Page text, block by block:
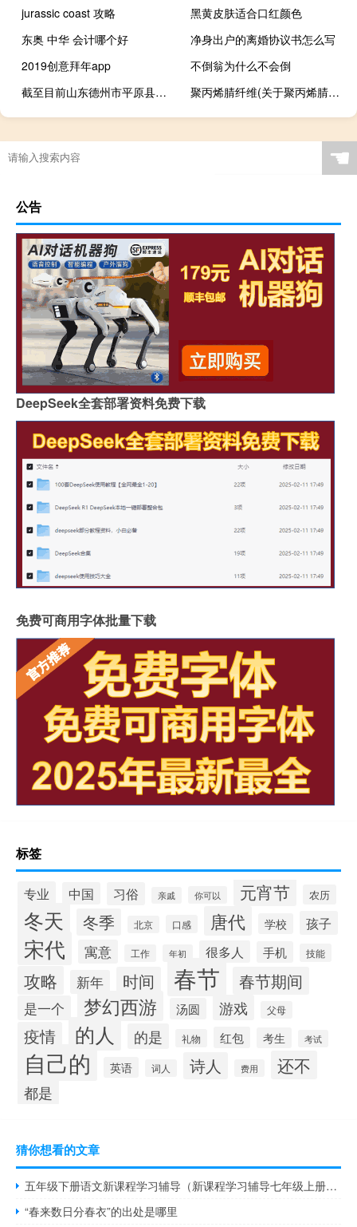
jurassic coast 攻略
黑黄皮肤适合口红颜色
东奥 中华 会计哪个好
净身出户的离婚协议书怎么写
2019创意拜年app
不倒翁为什么不会倒
截至目前山东德州市平原县已发生余震52次10人受伤
聚丙烯腈纤维(关于聚丙烯腈纤维简述)
☚
公告
DeepSeek全套部署资料免费下载
免费可商用字体批量下载
标签
专业 中国 习俗 亲戚 你可以 元宵节 农历
冬天 冬季 北京 口感 唐代 学校 孩子
宋代 寓意 工作 年初 很多人 手机 技能
攻略 新年 时间 春节 春节期间
是一个 梦幻西游 汤圆 游戏 父母
疫情 的人 的是 礼物 红包 考生 考试
自己的 英语 词人 诗人 费用 还不
都是
猜你想看的文章
五年级下册语文新课程学习辅导（新课程学习辅导七年级上册语文）
“春来数日分春衣”的出处是哪里